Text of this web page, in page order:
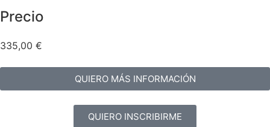
Precio
335,00 €
QUIERO MÁS INFORMACIÓN
QUIERO INSCRIBIRME